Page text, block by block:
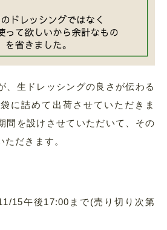
、生ドレッシングの良さが伝わる
に詰めて出荷させていただきま
間を設けさせていただいて、その
だきます。
15午後17:00まで(売り切り次第